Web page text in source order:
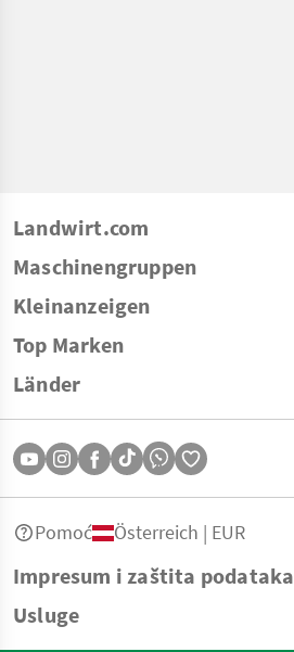
Landwirt.com
Maschinengruppen
Kleinanzeigen
Top Marken
Länder
Impresum i zaštita podataka
Usluge
Pomoć Österreich | EUR